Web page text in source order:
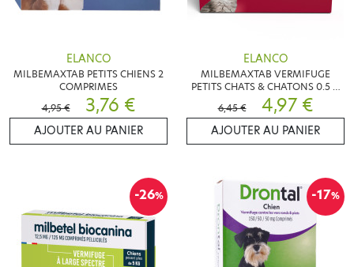
ELANCO
MILBEMAXTAB PETITS CHIENS 2
COMPRIMES
4,95 €
3,76 €
AJOUTER AU PANIER
ELANCO
MILBEMAXTAB VERMIFUGE
PETITS CHATS & CHATONS 0.5 A
2KG 2 COMPRIMES
6,45 € 4,97 €
AJOUTER AU PANIER
-26% -17%